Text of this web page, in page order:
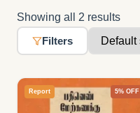
Showing all 2 results
Filters
Report 5% OFF